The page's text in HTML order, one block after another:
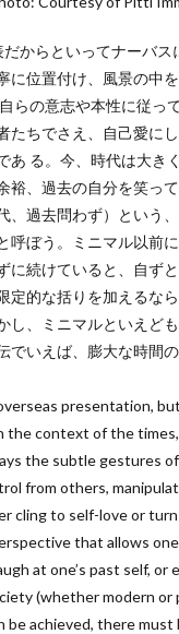
からといってナーバ
に位置付け、風景の中
らの意志や本性に従
ちでさえ、自己愛に
る。今、時代は大き
裕、過去の自分を笑っ
過去問わず）という
呼ぼう。ミニマル以前
続けていると、自ず
定的な括りを加える
、ミニマルといえど
いえば、膨大な時間
presentation,
context of the
the subtle gestures
from others,
cling to self-love or
that allows
at one’s past self,
(whether modern or
be achieved, there